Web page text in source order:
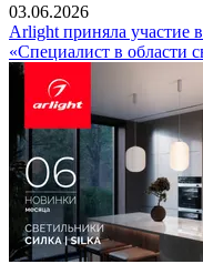
03.06.2026
Arlight приняла участие
«Специалист в области